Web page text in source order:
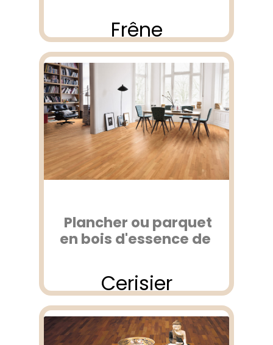
Frêne
Plancher ou parquet
en bois d'essence de
Cerisier